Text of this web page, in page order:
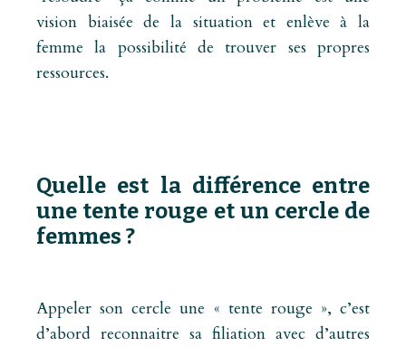
vision biaisée de la situation et enlève à la
femme la possibilité de trouver ses propres
ressources.
Quelle est la différence entre
une tente rouge et un cercle de
femmes ?
Appeler son cercle une « tente rouge », c’est
d’abord reconnaitre sa filiation avec d’autres